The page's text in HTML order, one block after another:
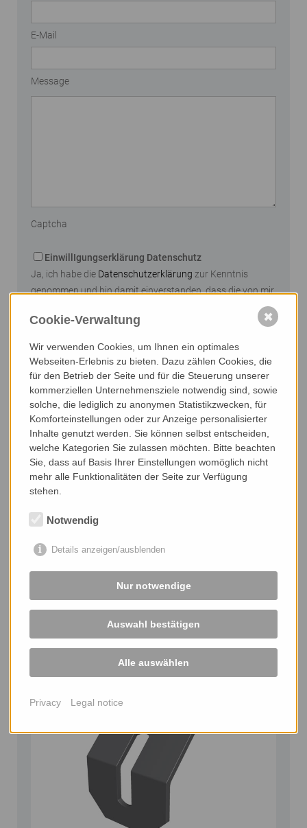
E-Mail
Message
Captcha
EinwillIgungserklärung Datenschutz
Ja, ich habe die Datenschutzerklärung zur Kenntnis
genommen und bin damit einverstanden, dass die von mir
angegeben Daten elektronisch erhoben und gespeichert
werden. Meine Daten werden dabei nur streng
meiner Anfrage genutzt.
Send
Support angle for the lower and upper belt section,
clamping angle
Cookie-Verwaltung
Wir verwenden Cookies, um Ihnen ein optimales
Webseiten-Erlebnis zu bieten. Dazu zählen Cookies, die
für den Betrieb der Seite und für die Steuerung unserer
kommerziellen Unternehmensziele notwendig sind, sowie
solche, die lediglich zu anonymen Statistikzwecken, für
Komforteinstellungen oder zur Anzeige personalisierter
Inhalte genutzt werden. Sie können selbst entscheiden,
welche Kategorien Sie zulassen möchten. Bitte beachten
Sie, dass auf Basis Ihrer Einstellungen womöglich nicht
mehr alle Funktionalitäten der Seite zur Verfügung
stehen.
Notwendig
Details anzeigen/ausblenden
Nur notwendige
Auswahl bestätigen
Alle auswählen
Privacy Legal notice
✖